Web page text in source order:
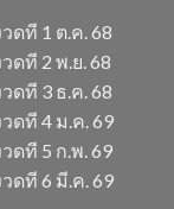
ดที 1 ต.ค. 68
ดที 2 พ.ย. 68
ดที 3 ธ.ค. 68
ดที 4 ม.ค. 69
ดที 5 ก.พ. 69
ดที 6 มี.ค. 69